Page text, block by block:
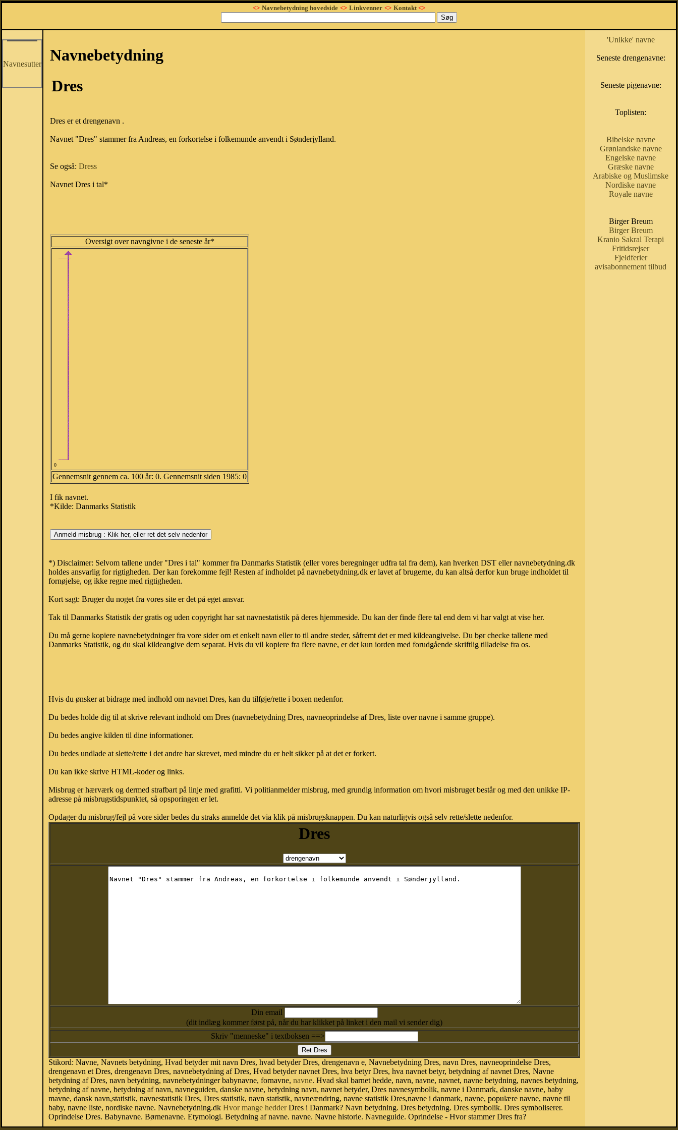
<> Navnebetydning hovedside <> Linkvenner <> Kontakt<>
Navnesutter
Navnebetydning
Dres
Dres er et drengenavn .
Navnet "Dres" stammer fra Andreas, en forkortelse i folkemunde anvendt i Sønderjylland.
Se også: Dress
Navnet Dres i tal*
Oversigt over navngivne i de seneste år*
0
Gennemsnit gennem ca. 100 år: 0. Gennemsnit siden 1985: 0
I fik navnet.
*Kilde: Danmarks Statistik
*) Disclaimer: Selvom tallene under "Dres i tal" kommer fra Danmarks Statistik (eller vores beregninger udfra tal fra dem), kan hverken DST eller navnebetydning.dk
holdes ansvarlig for rigtigheden. Der kan forekomme fejl! Resten af indholdet på navnebetydning.dk er lavet af brugerne, du kan altså derfor kun bruge indholdet til
fornøjelse, og ikke regne med rigtigheden.
Kort sagt: Bruger du noget fra vores site er det på eget ansvar.
Tak til Danmarks Statistik der gratis og uden copyright har sat navnestatistik på deres hjemmeside. Du kan der finde flere tal end dem vi har valgt at vise her.
Du må gerne kopiere navnebetydninger fra vore sider om et enkelt navn eller to til andre steder, såfremt det er med kildeangivelse. Du bør checke tallene med
Danmarks Statistik, og du skal kildeangive dem separat. Hvis du vil kopiere fra flere navne, er det kun iorden med forudgående skriftlig tilladelse fra os.
Hvis du ønsker at bidrage med indhold om navnet Dres, kan du tilføje/rette i boxen nedenfor.
Du bedes holde dig til at skrive relevant indhold om Dres (navnebetydning Dres, navneoprindelse af Dres, liste over navne i samme gruppe).
Du bedes angive kilden til dine informationer.
Du bedes undlade at slette/rette i det andre har skrevet, med mindre du er helt sikker på at det er forkert.
Du kan ikke skrive HTML-koder og links.
Misbrug er hærværk og dermed strafbart på linje med grafitti. Vi politianmelder misbrug, med grundig information om hvori misbruget består og med den unikke IP-
adresse på misbrugstidspunktet, så opsporingen er let.
Opdager du misbrug/fejl på vore sider bedes du straks anmelde det via klik på misbrugsknappen. Du kan naturligvis også selv rette/slette nedenfor.
Dres
Din email
(dit indlæg kommer først på, når du har klikket på linket i den mail vi sender dig)
Skriv "menneske" i textboksen ==>
Stikord: Navne, Navnets betydning, Hvad betyder mit navn Dres, hvad betyder Dres, drengenavn e, Navnebetydning Dres, navn Dres, navneoprindelse Dres,
drengenavn et Dres, drengenavn Dres, navnebetydning af Dres, Hvad betyder navnet Dres, hva betyr Dres, hva navnet betyr, betydning af navnet Dres, Navne
betydning af Dres, navn betydning, navnebetydninger babynavne, fornavne, navne. Hvad skal barnet hedde, navn, navne, navnet, navne betydning, navnes betydning,
betydning af navne, betydning af navn, navneguiden, danske navne, betydning navn, navnet betyder, Dres navnesymbolik, navne i Danmark, danske navne, baby
mavne, dansk navn,statistik, navnestatistik Dres, Dres statistik, navn statistik, navneændring, navne statistik Dres,navne i danmark, navne, populære navne, navne til
baby, navne liste, nordiske navne. Navnebetydning.dk Hvor mange hedderDres i Danmark? Navn betydning. Dres betydning. Dres symbolik. Dres symboliserer.
Oprindelse Dres. Babynavne. Børnenavne. Etymologi. Betydning af navne. navne. Navne historie. Navneguide. Oprindelse - Hvor stammer Dres fra?
'Unikke' navne
Seneste drengenavne:
Seneste pigenavne:
Toplisten:
Bibelske navne
Grønlandske navne
Engelske navne
Græske navne
Arabiske og Muslimske
Nordiske navne
Royale navne
Birger Breum
Birger Breum
Kranio Sakral Terapi
Fritidsrejser
Fjeldferier
avisabonnement tilbud